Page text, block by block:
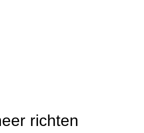
richten